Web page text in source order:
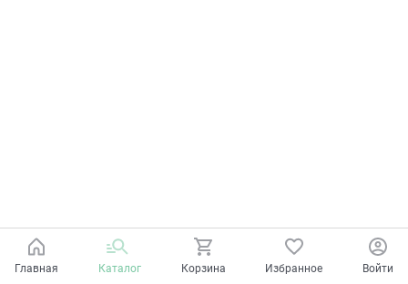
Главная Каталог Корзина Избранное Войти